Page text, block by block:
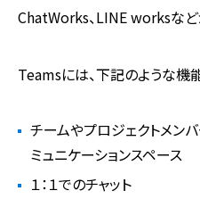
ChatWorks、LINE worksなど
Teamsには、下記のような機
チームやプロジェクトメン
ミュニケーションスペース
１：１でのチャット